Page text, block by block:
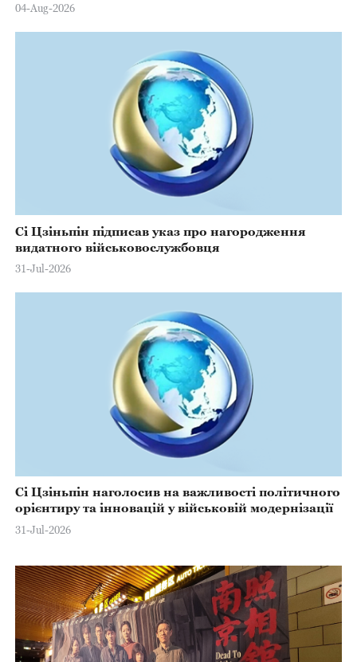
04-Aug-2026
Сі Цзіньпін підписав указ про нагородження
видатного військовослужбовця
31-Jul-2026
Сі Цзіньпін наголосив на важливості політичного
орієнтиру та інновацій у військовій модернізації
31-Jul-2026